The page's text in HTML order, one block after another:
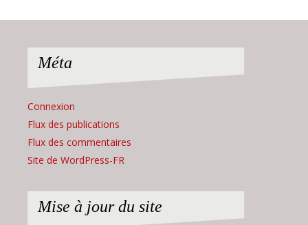
Méta
Connexion
Flux des publications
Flux des commentaires
Site de WordPress-FR
Mise à jour du site